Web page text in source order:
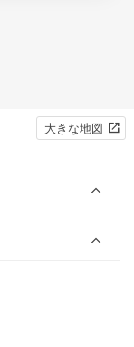
大きな地図